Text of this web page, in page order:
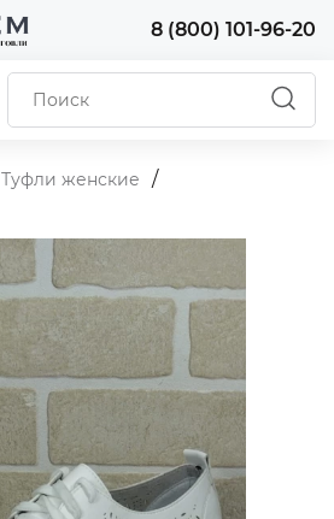
8 (800) 101-96-20
Туфли женские